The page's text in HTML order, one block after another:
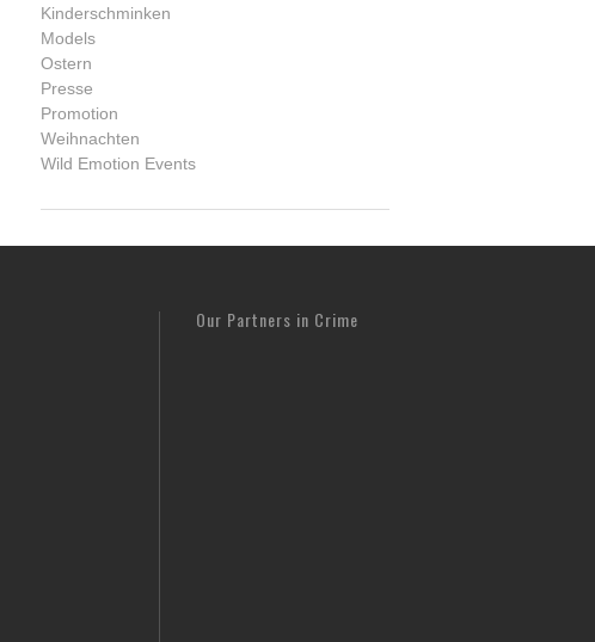
Kinderschminken
Models
Ostern
Presse
Promotion
Weihnachten
Wild Emotion Events
Our Partners in Crime